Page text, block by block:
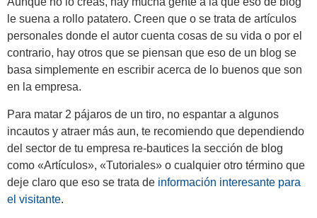
le suena a rollo patatero. Creen que o se trata de artículos
personales donde el autor cuenta cosas de su vida o por el
contrario, hay otros que se piensan que eso de un blog se
basa simplemente en escribir acerca de lo buenos que son
en la empresa.
Para matar 2 pájaros de un tiro, no espantar a algunos
incautos y atraer más aun, te recomiendo que dependiendo
del sector de tu empresa re-bautices la sección de blog
como «Artículos», «Tutoriales» o cualquier otro término que
deje claro que eso se trata de información interesante para
el visitante.